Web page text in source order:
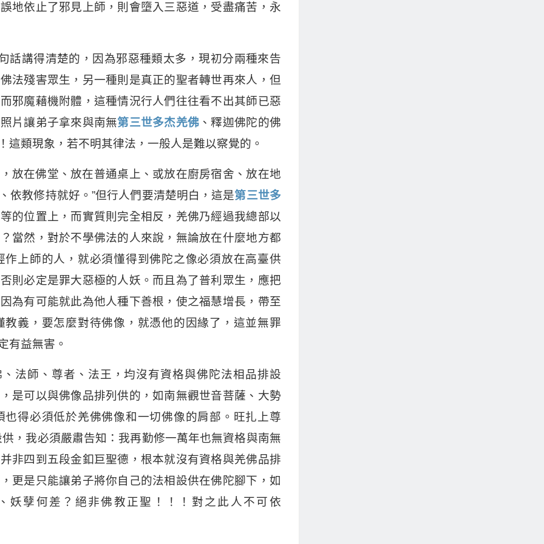
地依止了邪見上師，則會墮入三惡道，受盡痛苦，永
話講得清楚的，因為邪惡種類太多，現初分兩種來告
法殘害眾生，另一種則是真正的聖者轉世再來人，但
邪魔藉機附體，這種情況行人們往往看不出其師已惡
片讓弟子拿來與南無第三世多杰羌佛 、釋迦佛陀的佛
這類現象，若不明其律法，一般人是難以察覺的。
放在佛堂、放在普通桌上、或放在廚房宿舍、放在地
依教修持就好。”但行人們要清楚明白，這是第三世多
的位置上，而實質則完全相反，羌佛乃經過我總部以
當然，對於不學佛法的人來說，無論放在什麼地方都
上師的人，就必須懂得到佛陀之像必須放在高臺供
則必定是罪大惡極的人妖。而且為了普利眾生，應把
為有可能就此為他人種下善根，使之福慧增長，帶至
義，要怎麼對待佛像，就憑他的因緣了，這並無罪
有益無害。
法師、尊者、法王，均沒有資格與佛陀法相品排設
是可以與佛像品排列供的，如南無觀世音菩薩、大勢
得必須低於羌佛佛像和一切佛像的肩部。旺扎上尊
，我必須嚴肅告知：我再勤修一萬年也無資格與南無
非四到五段金釦巨聖德，根本就沒有資格與羌佛品排
更是只能讓弟子將你自己的法相設供在佛陀腳下，如
妖孽何差？絕非佛教正聖！！！對之此人不可依